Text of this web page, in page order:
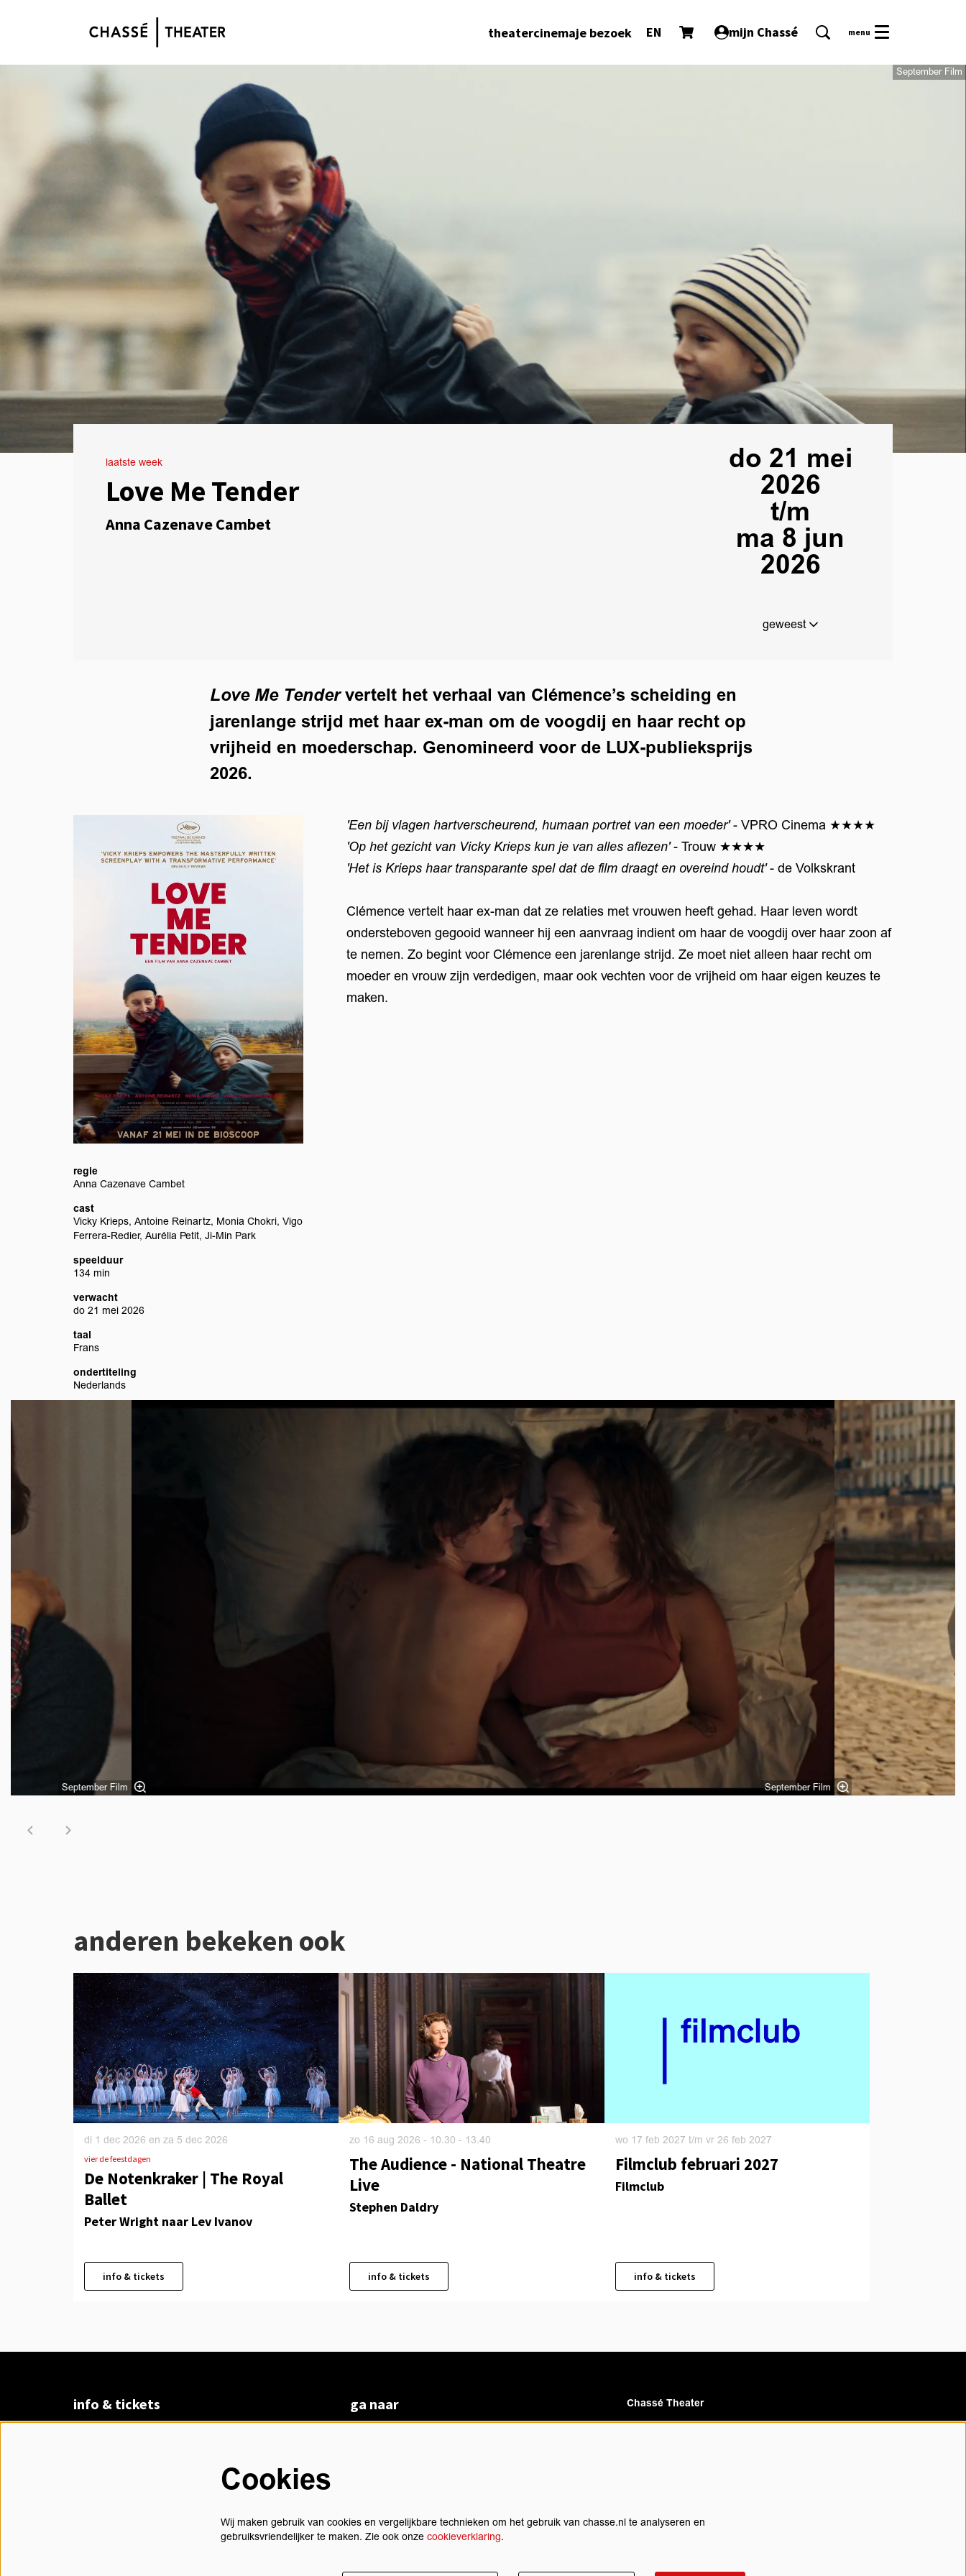
theatercinemaje bezoek EN mijn Chassé menu
September Film
Love Me Tender
Anna Cazenave Cambet
laatste week
do 21 mei
2026
t/m
ma 8 jun
2026
geweest
Love Me Tendervertelt het verhaal van Clémence’s scheiding en
jarenlange strijd met haar ex-man om de voogdij en haar recht op
vrijheid en moederschap. Genomineerd voor de LUX-publieksprijs
2026.
'Een bij vlagen hartverscheurend, humaan portret van een moeder'- VPRO Cinema ★★★★
'Op het gezicht van Vicky Krieps kun je van alles aflezen'- Trouw ★★★★
'Het is Krieps haar transparante spel dat de film draagt en overeind houdt'- de Volkskrant
Clémence vertelt haar ex-man dat ze relaties met vrouwen heeft gehad. Haar leven wordt
ondersteboven gegooid wanneer hij een aanvraag indient om haar de voogdij over haar zoon af
te nemen. Zo begint voor Clémence een jarenlange strijd. Ze moet niet alleen haar recht om
moeder en vrouw zijn verdedigen, maar ook vechten voor de vrijheid om haar eigen keuzes te
maken.
regie
Anna Cazenave Cambet
cast
Vicky Krieps, Antoine Reinartz, Monia Chokri, Vigo
Ferrera-Redier, Aurélia Petit, Ji-Min Park
speelduur
134 min
verwacht
do 21 mei 2026
taal
Frans
ondertiteling
Nederlands
September Film September Film
Inzoomen
anderen bekeken ook
De Notenkraker | The Royal
Ballet
Peter Wright naar Lev Ivanov
vier de feestdagen
di 1 dec 2026 en za 5 dec 2026
info & tickets
The Audience - National Theatre
Live
Stephen Daldry
zo 16 aug 2026- 10.30 - 13.40
info & tickets
Filmclub februari 2027
Filmclub
wo 17 feb 2027 t/m vr 26 feb 2027
info & tickets
info & tickets ga naar
cookieverklaring
algemene voorwaarden
contact
Chassé Theater
Cookies
Wij maken gebruik van cookies en vergelijkbare technieken om het gebruik van chasse.nl te analyseren en
gebruiksvriendelijker te maken. Zie ook onze cookieverklaring.